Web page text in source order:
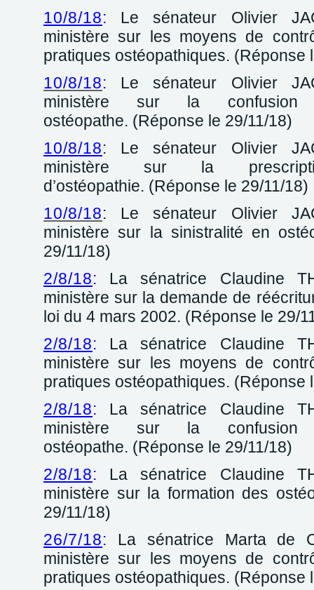
10/8/18: Le sénateur Olivier
ministère sur les moyens de
pratiques ostéopathiques. (Réponse
10/8/18: Le sénateur Olivier
ministère sur la
ostéopathe. (Réponse le 29/11/18)
10/8/18: Le sénateur Olivier
ministère sur la
d’ostéopathie. (Réponse le 29/11/18)
10/8/18: Le sénateur Olivier
ministère sur la sinistralité en
29/11/18)
2/8/18: La sénatrice Claudine
ministère sur la demande de
loi du 4 mars 2002. (Réponse le 29/
2/8/18: La sénatrice Claudine
ministère sur les moyens de
pratiques ostéopathiques. (Réponse
2/8/18: La sénatrice Claudine
ministère sur la
ostéopathe. (Réponse le 29/11/18)
2/8/18: La sénatrice Claudine
ministère sur la formation des
29/11/18)
26/7/18: La sénatrice Marta de
ministère sur les moyens de
pratiques ostéopathiques. (Réponse